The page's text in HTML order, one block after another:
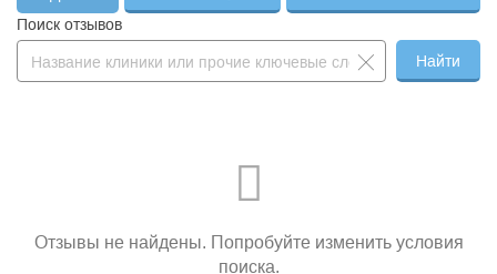
Поиск отзывов
Найти
Отзывы не найдены. Попробуйте изменить условия
поиска.